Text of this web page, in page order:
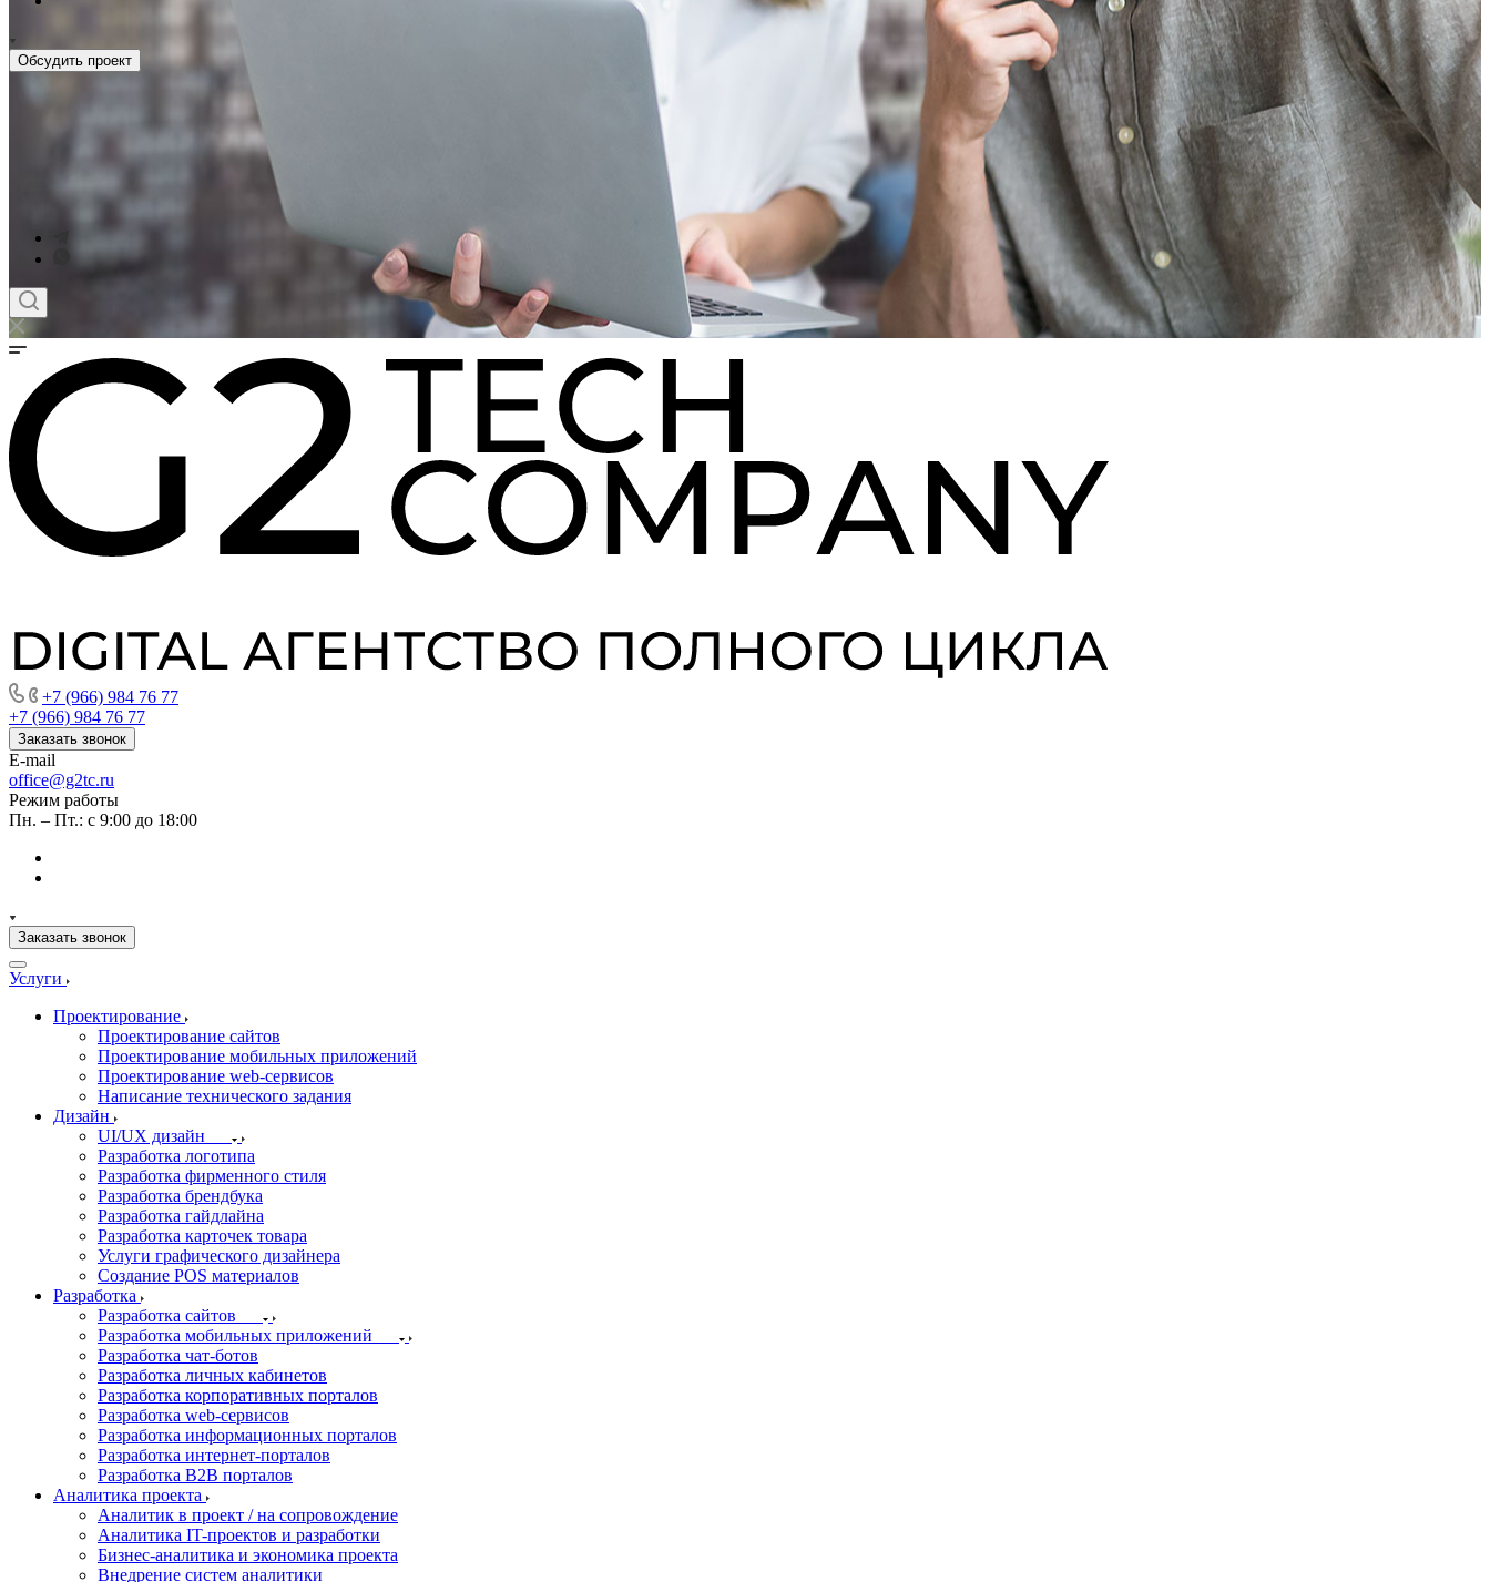
Обсудить проект
+7 (966) 984 76 77
+7 (966) 984 76 77
Заказать звонок
E-mail
office@g2tc.ru
Режим работы
Пн. – Пт.: с 9:00 до 18:00
Заказать звонок
Услуги
Проектирование
Проектирование сайтов
Проектирование мобильных приложений
Проектирование web-сервисов
Написание технического задания
Дизайн
UI/UX дизайн
Разработка логотипа
Разработка фирменного стиля
Разработка брендбука
Разработка гайдлайна
Разработка карточек товара
Услуги графического дизайнера
Создание POS материалов
Разработка
Разработка сайтов
Разработка мобильных приложений
Разработка чат-ботов
Разработка личных кабинетов
Разработка корпоративных порталов
Разработка web-сервисов
Разработка информационных порталов
Разработка интернет-порталов
Разработка B2B порталов
Аналитика проекта
Аналитик в проект / на сопровождение
Аналитика IT-проектов и разработки
Бизнес-аналитика и экономика проекта
Внедрение систем аналитики